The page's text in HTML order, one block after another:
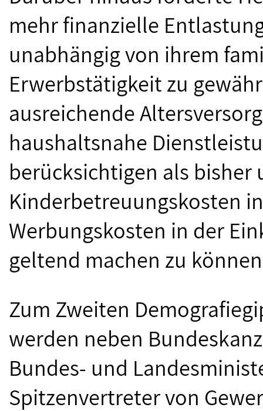
mehr finanzielle
unabhängig von ihrem
Erwerbstätigkeit zu
ausreichende
haushaltsnahe
berücksichtigen als
Kinderbetreuungskosten
Werbungskosten in der
geltend machen zu
Zum Zweiten
werden neben
Bundes- und
Spitzenvertreter von